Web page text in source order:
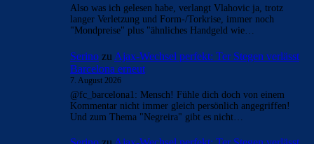
Also was ich gelesen habe, verlangt Vlahovic ja, trotz
langer Verletzung und Form-/Torkrise, immer noch
"Mondpreise" plus "ähnliches Handgeld wie…
Serino zu Ajax-Wechsel perfekt: Ter Stegen verlässt
Barcelona erneut
7. August 2026
@fc_barcelona1: Mensch! Fühle dich doch von einem
Kommentar nicht immer gleich persönlich angegriffen!
Und zum Thema "Negreira" gibt es nicht…